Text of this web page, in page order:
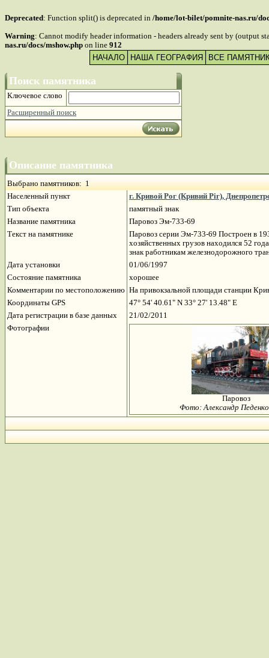
Deprecated: Function split() is deprecated in /home/lot-bilet/pomnite-nas.ru/
Warning: Cannot modify header information - headers already sent by (output
nas.ru/docs/mshow.php on line 912
НАЧАЛО НАША ГЕОГРАФИЯ ВСЕ
Поиск памятника
Ключевое слово
Расширенный поиск
Описание памятника
Выбрано памятников: 1
Населенный пункт
г. Кривой Рог (Кривий Ріг),
Тип объекта
памятный знак
Название памятника
Паровоз Эм-733-69
Текст на памятнике
Паровоз серии Эм-733-69 Построен в
хозяйственных грузов находился 52
знак работникам железнодорожного
Дата установки
01/06/1997
Состояние памятника
хорошее
Комментарии по местоположению На привокзальной площади станции
Координаты GPS
47° 54' 40.61" N 33° 27' 13.48" E
Дата регистрации в базе данных
21/02/2011
Фотографии
Паровоз
Фото: Александр